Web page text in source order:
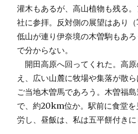
灌木もあるが、高山植物も残る
社に参拝。反対側の展望はあり（
低山が連り伊奈境の木曽駒もあ
で分からない。
開田高原へ回ってくれた。高
え、広い山麓に牧場や集落が散
ご当地木曽馬であろう。木曽福
で、約20km位か。駅前に食堂を
労し、昼飯は、私は五平餅付きに